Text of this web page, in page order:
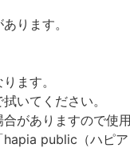
ります。
ます。
いてください。
がありますので使用
public（ハピ